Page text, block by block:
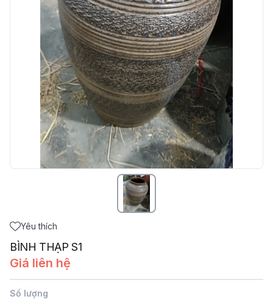
Yêu thích
BÌNH THẠP S1
Giá liên hệ
Số lượng